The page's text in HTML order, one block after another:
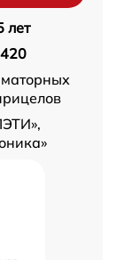
лет